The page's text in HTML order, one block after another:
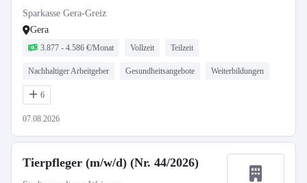
Sparkasse Gera-Greiz
Gera
3.877 - 4.586 €/Monat Vollzeit Teilzeit
Nachhaltiger Arbeitgeber Gesundheitsangebote Weiterbildungen
6
07.08.2026
Tierpfleger (m/w/d) (Nr. 44/2026)